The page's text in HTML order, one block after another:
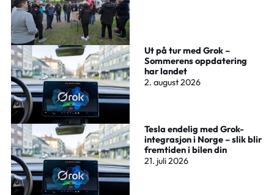
Ut på tur med Grok –
Sommerens oppdatering
har landet
2. august 2026
Tesla endelig med Grok-
integrasjon i Norge – slik blir
fremtiden i bilen din
21. juli 2026